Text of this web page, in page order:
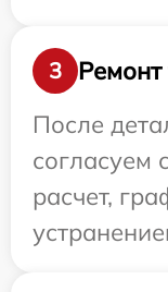
3
Ремонт
После
согласуем
расчет,